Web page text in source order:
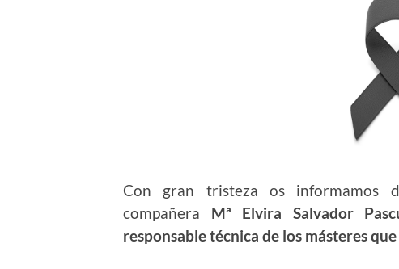
Con gran tristeza os informamos
compañera Mª Elvira Salvador
responsable técnica de los másteres